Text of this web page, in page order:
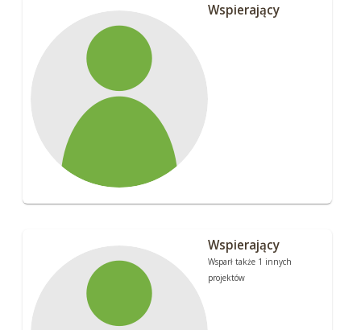
Wspierający
Wspierający
Wsparł także 1 innych
projektów